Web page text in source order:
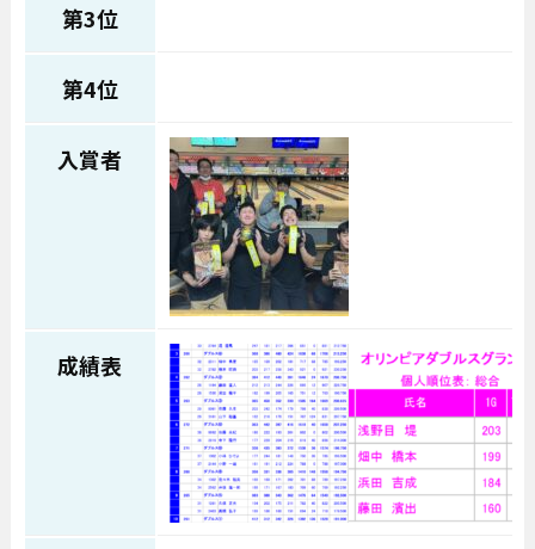
第3位
第4位
入賞者
成績表